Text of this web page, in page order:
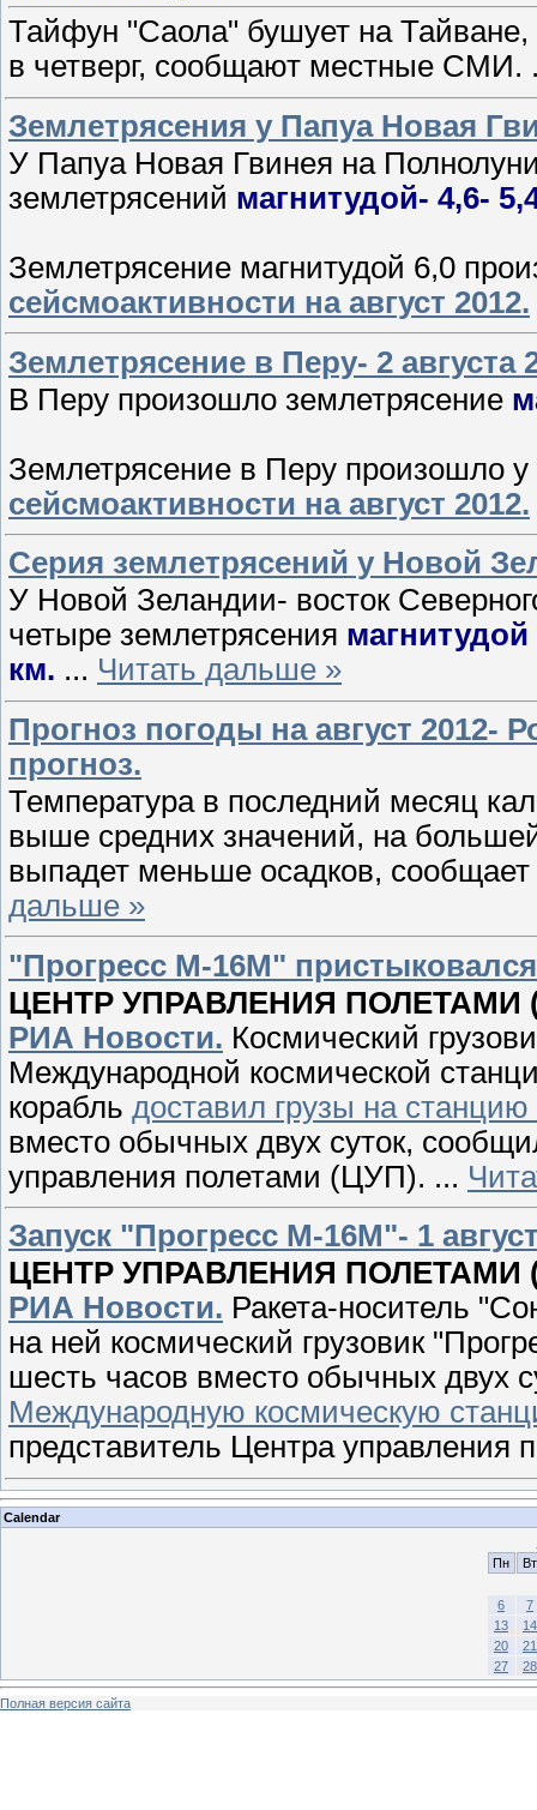
Тайфун "Саола" бушует на Тайване,
в четверг, сообщают местные СМИ.
Землетрясения у Папуа Новая
У Папуа Новая Гвинея на
землетрясений магнитудой- 4,6-
Землетрясение магнитудой 6,0
сейсмоактивности на август 2012.
Землетрясение в Перу- 2 августа
В Перу произошло землетрясение
Землетрясение в Перу произошло у
сейсмоактивности на август 2012.
Серия землетрясений у Новой
У Новой Зеландии- восток
четыре землетрясения магнитудой
км. ... Читать дальше »
Прогноз погоды на август 2012-
прогноз.
Температура в последний месяц
выше средних значений, на
выпадет меньше осадков,
дальше »
"Прогресс М-16М" пристыковался
ЦЕНТР УПРАВЛЕНИЯ ПОЛЕТАМИ
РИА Новости. Космический
Международной космической
корабль доставил грузы на
вместо обычных двух суток,
управления полетами (ЦУП). ...
Запуск "Прогресс М-16М"- 1
ЦЕНТР УПРАВЛЕНИЯ ПОЛЕТАМИ
РИА Новости. Ракета-носитель
на ней космический грузовик
шесть часов вместо обычных двух
Международную космическую
представитель Центра
Calendar
Пн
Вт
6
7
13
14
20
21
27
28
Полная версия сайта